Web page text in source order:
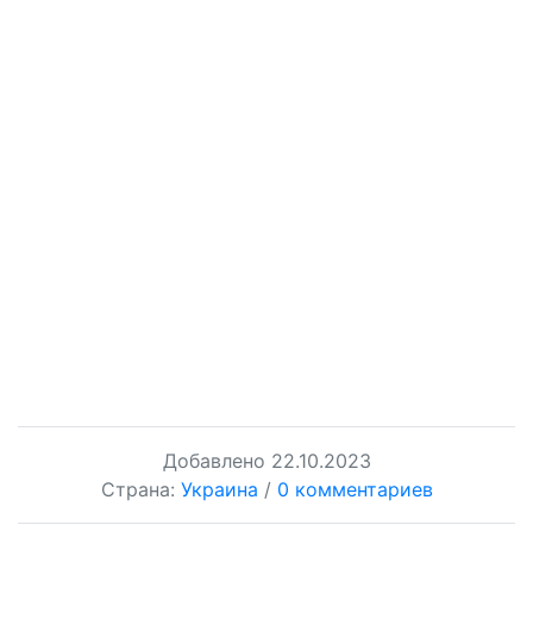
Добавлено 22.10.2023
Страна: Украина / 0 комментариев